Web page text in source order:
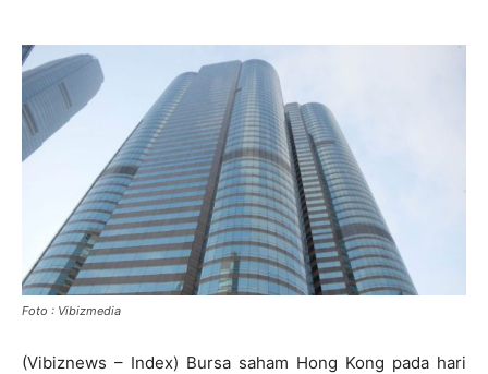
Foto : Vibizmedia
(Vibiznews – Index) Bursa saham Hong Kong pada hari